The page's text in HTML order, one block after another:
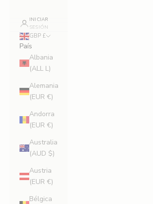
INICIAR
SESIÓN
GBP £
País
Albania
(ALL L)
Alemania
(EUR €)
Andorra
(EUR €)
Australia
(AUD $)
Austria
(EUR €)
Bélgica